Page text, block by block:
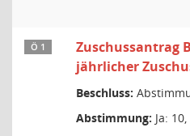
Ö 1
Zuschussantrag
jährlicher
Beschluss:
Abstimmung: Ja: